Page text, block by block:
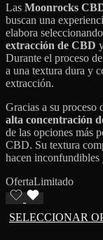
Las Moonrocks
buscan una
elabora seleccionando
extracción de CBD
Durante el proceso
a una textura dura y
extracción.
Gracias a su proceso
alta concentración
de las opciones más
CBD. Su textura
hacen inconfundibles
OfertaLimitado
SELECCIONAR